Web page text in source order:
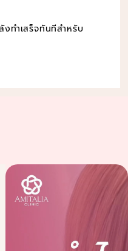
ทำเสร็จทันทีสำหรับ